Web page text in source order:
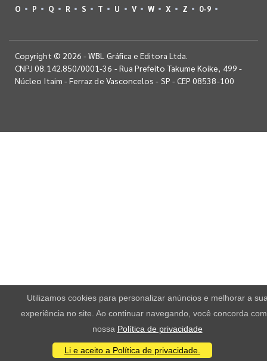
O
P Q R S T U V W X Z 0-9
Copyright © 2026 - WBL Gráfica e Editora Ltda.
CNPJ 08.142.850/0001-36 - Rua Prefeito Takume Koike, 499 -
Núcleo Itaim - Ferraz de Vasconcelos - SP - CEP 08538-100
Utilizamos cookies para personalizar anúncios e melhorar a
experiência no site. Ao continuar navegando, você concorda
nossa Política de privacidade
Li e aceito a Política de privacidade.